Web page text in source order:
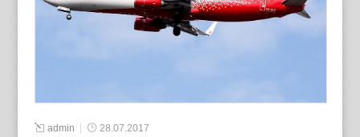
admin 28.07.2017